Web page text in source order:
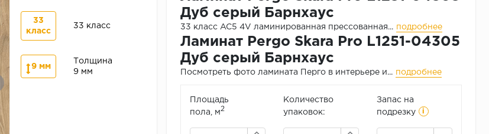
33
класс
33 класс
9 мм
Толщина
9 мм
Дуб серый Барнхаус
33 класс AC5 4V ламинированная прессованная... подробнее
Ламинат Pergo Skara Pro L1251-04305
Дуб серый Барнхаус
Посмотреть фото ламината Перго в интерьере и... подробнее
Площадь
пола, м2
Количество
упаковок:
Запас на
подрезку
i